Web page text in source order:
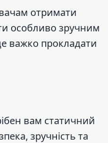
отримати
особливо зручним
важко прокладати
вам статичний
зручність та